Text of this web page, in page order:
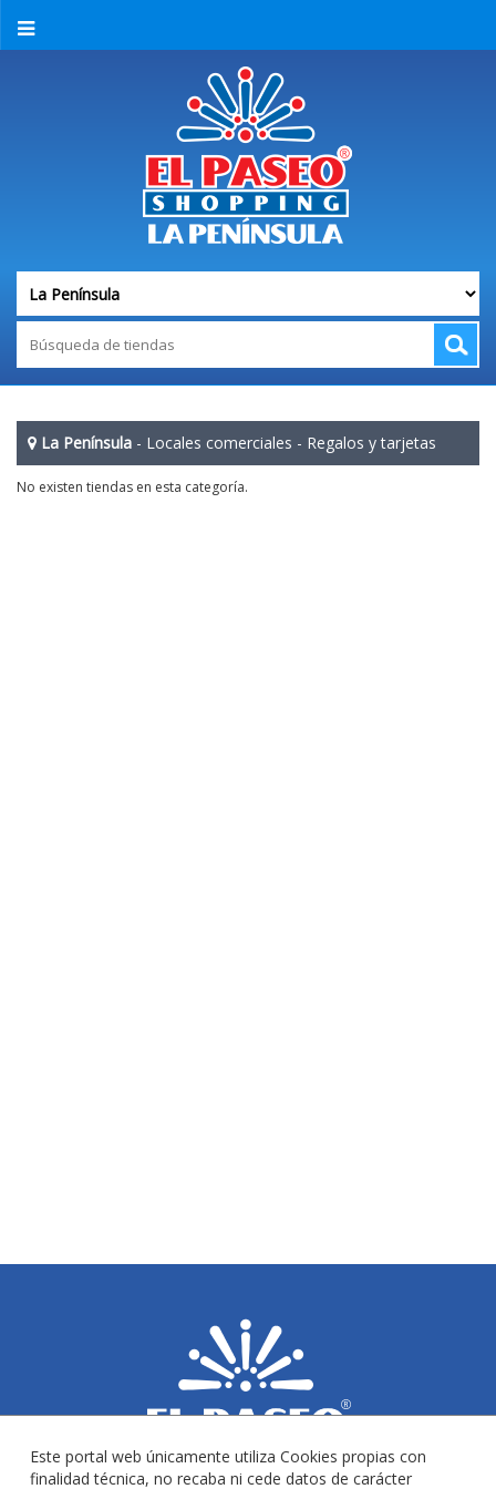
La Península - Locales comerciales - Regalos y tarjetas
No existen tiendas en esta categoría.
Este portal web únicamente utiliza Cookies propias con
finalidad técnica, no recaba ni cede datos de carácter